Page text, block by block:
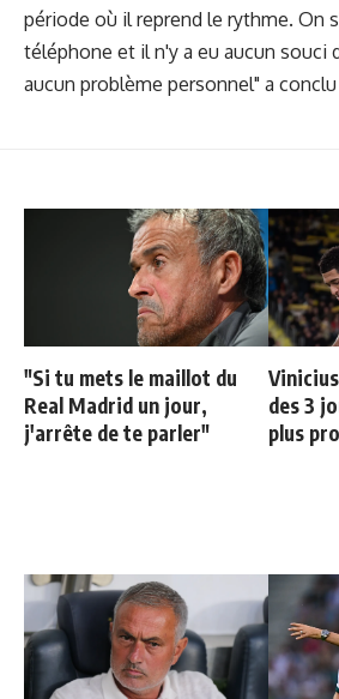
période où il reprend le rythme. On
téléphone et il n'y a eu aucun souci
aucun problème personnel" a
"Si tu mets le maillot du
Real Madrid un jour,
j'arrête de te parler"
des 3
plus